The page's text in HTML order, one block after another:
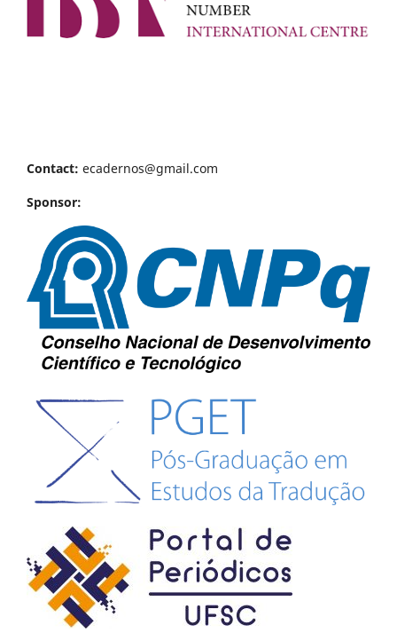
Contact: ecadernos@gmail.com
Sponsor: